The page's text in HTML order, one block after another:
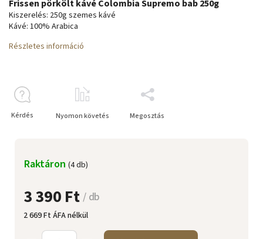
3 390 Ft/ db
2 669 Ft ÁFA nélkül
Raktáron (4 db)
Frissen pörkölt kávé Colombia Supremo bab 250g
Kiszerelés: 250g szemes kávé
Kávé: 100% Arabica
Részletes információ
Kérdés Nyomon követés Megosztás